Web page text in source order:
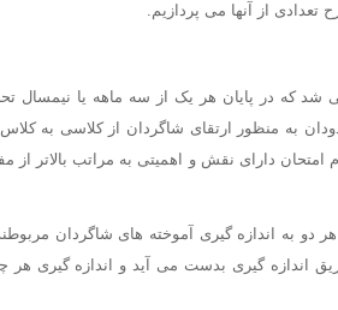
تعدادی از آنها می پردازیم.
که در پایان هر یک از سه ماهه یا نیمسال
به منظور ارتقای شاگردان از کلاسی به کلاس
دارای نقش و اهمیتی به مراتب بالاتر از
به اندازه گیری آموخته های شاگردان
اندازه گیری بدست می آید و اندازه گیری هر